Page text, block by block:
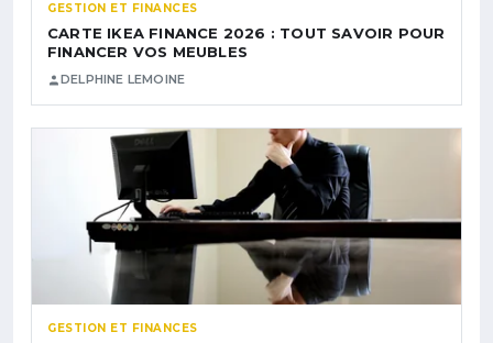
GESTION ET FINANCES
CARTE IKEA FINANCE 2026 : TOUT SAVOIR POUR
FINANCER VOS MEUBLES
DELPHINE LEMOINE
GESTION ET FINANCES